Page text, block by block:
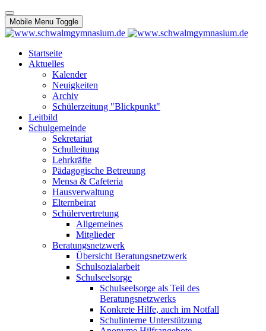
Mobile Menu Toggle
Startseite
Aktuelles
Kalender
Neuigkeiten
Archiv
Schülerzeitung "Blickpunkt"
Leitbild
Schulgemeinde
Sekretariat
Schulleitung
Lehrkräfte
Pädagogische Betreuung
Mensa & Cafeteria
Hausverwaltung
Elternbeirat
Schülervertretung
Allgemeines
Mitglieder
Beratungsnetzwerk
Übersicht Beratungsnetzwerk
Schulsozialarbeit
Schulseelsorge
Schulseelsorge als Teil des
Beratungsnetzwerks
Konkrete Hilfe, auch im Notfall
Schulinterne Unterstützung